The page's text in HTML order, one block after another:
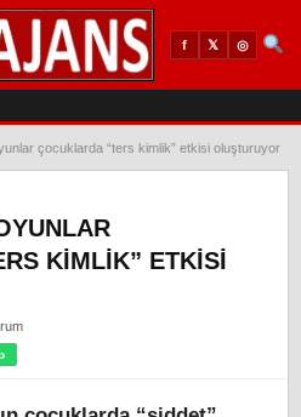
f 𝕏 ◎
çocuklarda “ters kimlik” etkisi oluşturuyor
KIMLIK” ETKISI